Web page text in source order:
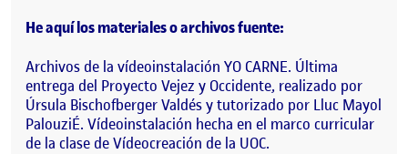
He aquí los materiales o archivos fuente:
Archivos de la vídeoinstalación YO CARNE. Última
entrega del Proyecto Vejez y Occidente, realizado por
Úrsula Bischofberger Valdés y tutorizado por Lluc Mayol
PalouziÉ. Vídeoinstalación hecha en el marco curricular
de la clase de Vídeocreación de la UOC.